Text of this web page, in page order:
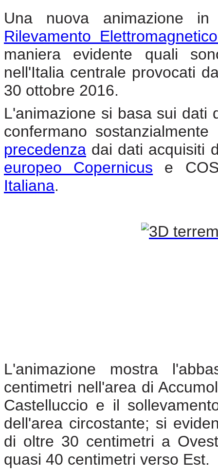
Una nuova animazione
Rilevamento
maniera evidente quali
nell'Italia centrale provocati
30 ottobre 2016.
L'animazione si basa sui dati
confermano
precedenza dai dati acquisiti
europeo Copernicus e
Italiana.
L'animazione mostra
centimetri nell'area di
Castelluccio e il
dell'area circostante; si
di oltre 30 centimetri a
quasi 40 centimetri verso Est.